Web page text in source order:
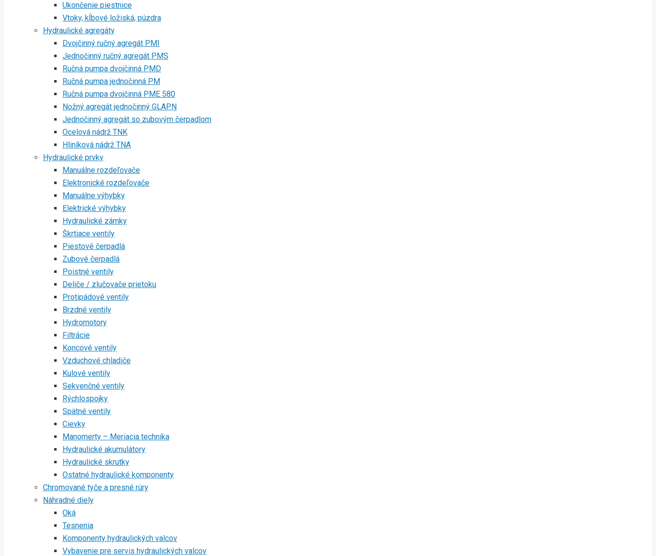
Ukončenie piestnice
Vtoky, kĺbové ložiská, púzdra
Hydraulické agregáty
Dvojčinný ručný agregát PMI
Jednočinný ručný agregát PMS
Ručná pumpa dvojčinná PMD
Ručná pumpa jednočinná PM
Ručná pumpa dvojčinná PME 580
Nožný agregát jednočinný GLAPN
Jednočinný agregát so zubovým čerpadlom
Ocelová nádrž TNK
Hliníková nádrž TNA
Hydraulické prvky
Manuálne rozdeľovače
Elektronické rozdeľovače
Manuálne výhybky
Elektrické výhybky
Hydraulické zámky
Škrtiace ventily
Piestové čerpadlá
Zubové čerpadlá
Poistné ventily
Deliče / zlučovače prietoku
Protipádové ventily
Brzdné ventily
Hydromotory
Filtrácie
Koncové ventily
Vzduchové chladiče
Kulové ventily
Sekvenčné ventily
Rýchlospojky
Spätné ventily
Cievky
Manomerty – Meriacia technika
Hydraulické akumulátory
Hydraulické skrutky
Ostatné hydraulické komponenty
Chromované tyče a presné rúry
Náhradné diely
Oká
Tesnenia
Komponenty hydraulických valcov
Vybavenie pre servis hydraulických valcov